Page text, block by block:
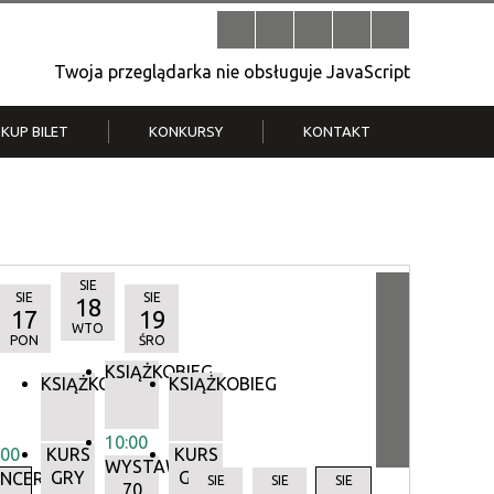
Twoja przeglądarka nie obsługuje JavaScript
KUP BILET KONKURSY KONTAKT
SIE
17
PON
KSIĄŻKOBIEG
KURS
GRY
SIE
18
WTO
KSIĄŻKOBIEG
10:00
WYSTAWA:
70
SIE
19
ŚRO
KSIĄŻKOBIEG
KURS
GRYSIE SIE SIE